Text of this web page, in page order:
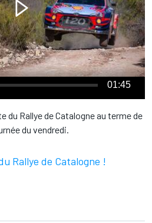
01:45
du Rallye de Catalogne au terme de
du vendredi.
Rallye de Catalogne !